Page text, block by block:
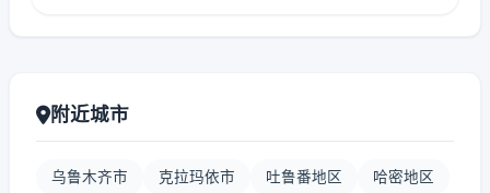
附近城市
乌鲁木齐市 克拉玛依市 吐鲁番地区 哈密地区